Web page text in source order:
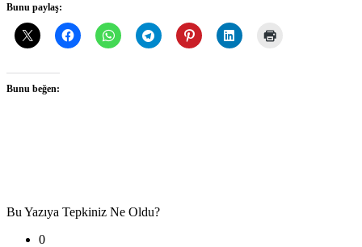
Bunu paylaş:
Bunu beğen:
Bu Yazıya Tepkiniz Ne Oldu?
0